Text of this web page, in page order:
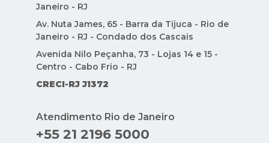
Janeiro - RJ
Av. Nuta James, 65 - Barra da Tijuca - Rio de
Janeiro - RJ - Condado dos Cascais
Avenida Nilo Peçanha, 73 - Lojas 14 e 15 -
Centro - Cabo Frio - RJ
CRECI-RJ J1372
Atendimento Rio de Janeiro
+55 21 2196 5000